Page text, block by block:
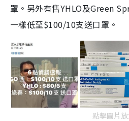
罩。另外有售YHLO及Green
一樣低至$100/10支送口罩。
點擊圖片